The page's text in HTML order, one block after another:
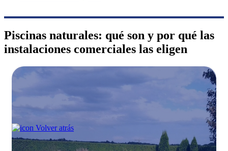
Piscinas naturales: qué son y por qué las
instalaciones comerciales las eligen
Volver atrás